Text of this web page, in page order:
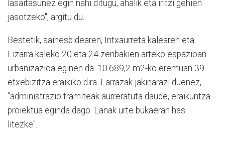
lasaitasunez egin nahi ditugu, ahalik eta iritzi gehien
jasotzeko″, argitu du.
Bestetik, saihesbidearen, Intxaurreta kalearen eta
Lizarra kaleko 20 eta 24 zenbakien arteko espazioan
urbanizazioa eginen da. 10.689,2 m2-ko eremuan 39
etxebizitza eraikiko dira. Larrazak jakinarazi duenez,
″administrazio tramiteak aurreratuta daude, eraikuntza
proiektua eginda dago. Lanak urte bukaeran has
litezke″.